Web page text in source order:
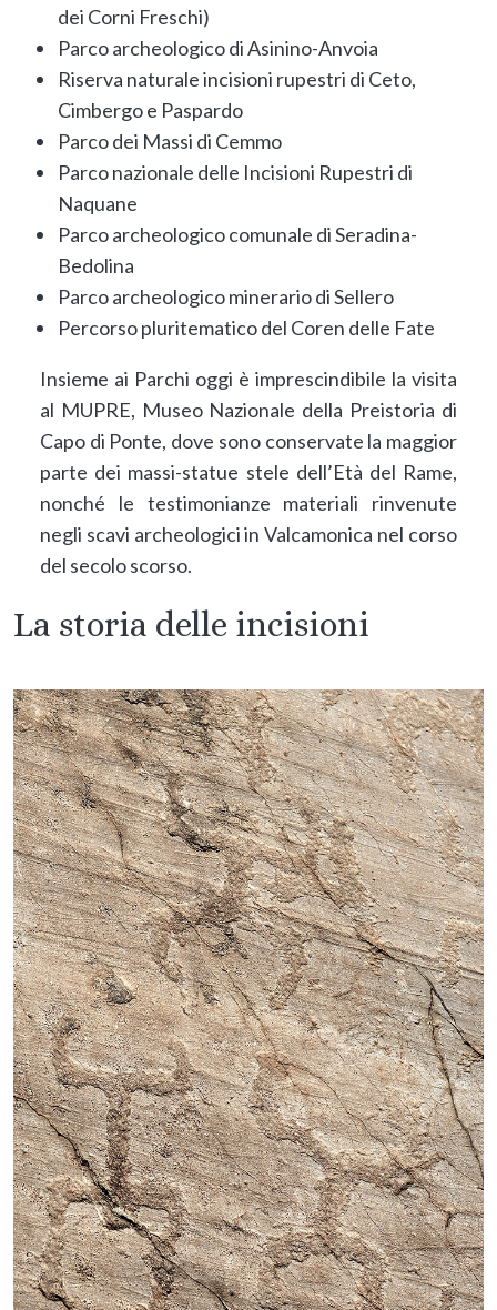
dei Corni Freschi)
Parco archeologico di Asinino-Anvoia
Riserva naturale incisioni rupestri di Ceto,
Cimbergo e Paspardo
Parco dei Massi di Cemmo
Parco nazionale delle Incisioni Rupestri di
Naquane
Parco archeologico comunale di Seradina-
Bedolina
Parco archeologico minerario di Sellero
Percorso pluritematico del Coren delle Fate
Insieme ai Parchi oggi è imprescindibile la visita
al MUPRE, Museo Nazionale della Preistoria di
Capo di Ponte, dove sono conservate la maggior
parte dei massi-statue stele dell’Età del Rame,
nonché le testimonianze materiali rinvenute
negli scavi archeologici in Valcamonica nel corso
del secolo scorso.
La storia delle incisioni